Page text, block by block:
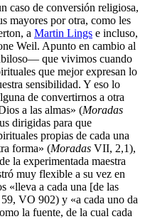
caso de conversión religiosa,
mayores por otra, como les
a Martin Lings e incluso,
Weil. Apunto en cambio al
que vivimos cuando
que mejor expresan lo
sensibilidad. Y eso lo
de convertirnos a otra
a las almas» (Moradas
dirigidas para que
propias de cada una
forma» (Moradas VII, 2,1),
la experimentada maestra
muy flexible a su vez en
«lleva a cada una [de las
VO 902) y «a cada uno da
la fuente, de la cual cada